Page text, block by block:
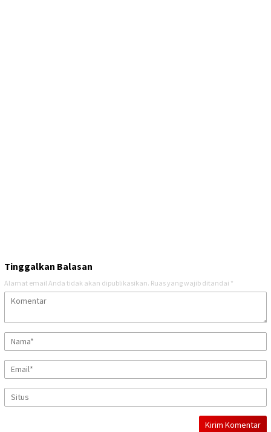
Tinggalkan Balasan
Alamat email Anda tidak akan dipublikasikan. Ruas yang wajib ditandai *